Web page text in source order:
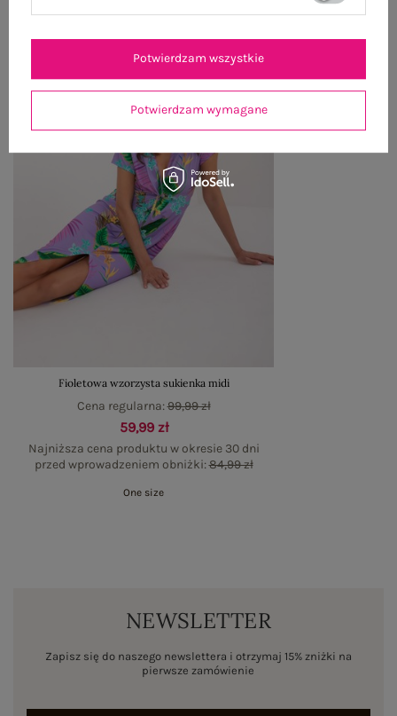
Fioletowa wzorzysta sukienka midi
59,99 zł
Najniższa cena produktu w okresie 30 dni
przed wprowadzeniem obniżki:84,99 zł
Cena regularna:99,99 zł
One size
NEWSLETTER
Zapisz się do naszego newslettera i otrzymaj 15% zniżki na
pierwsze zamówienie
Potwierdzam wymagane
Potwierdzam wszystkie